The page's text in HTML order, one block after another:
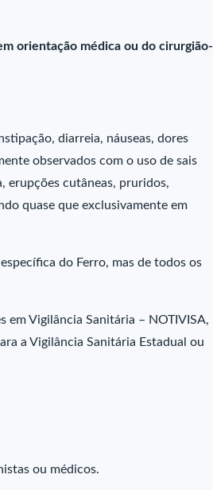
orientação médica ou do cirurgião-
diarreia, náuseas, dores
observados com o uso de sais
erupções cutâneas, pruridos,
quase que exclusivamente em
do Ferro, mas de todos os
em Vigilância Sanitária – NOTIVISA,
a Vigilância Sanitária Estadual ou
ou médicos.